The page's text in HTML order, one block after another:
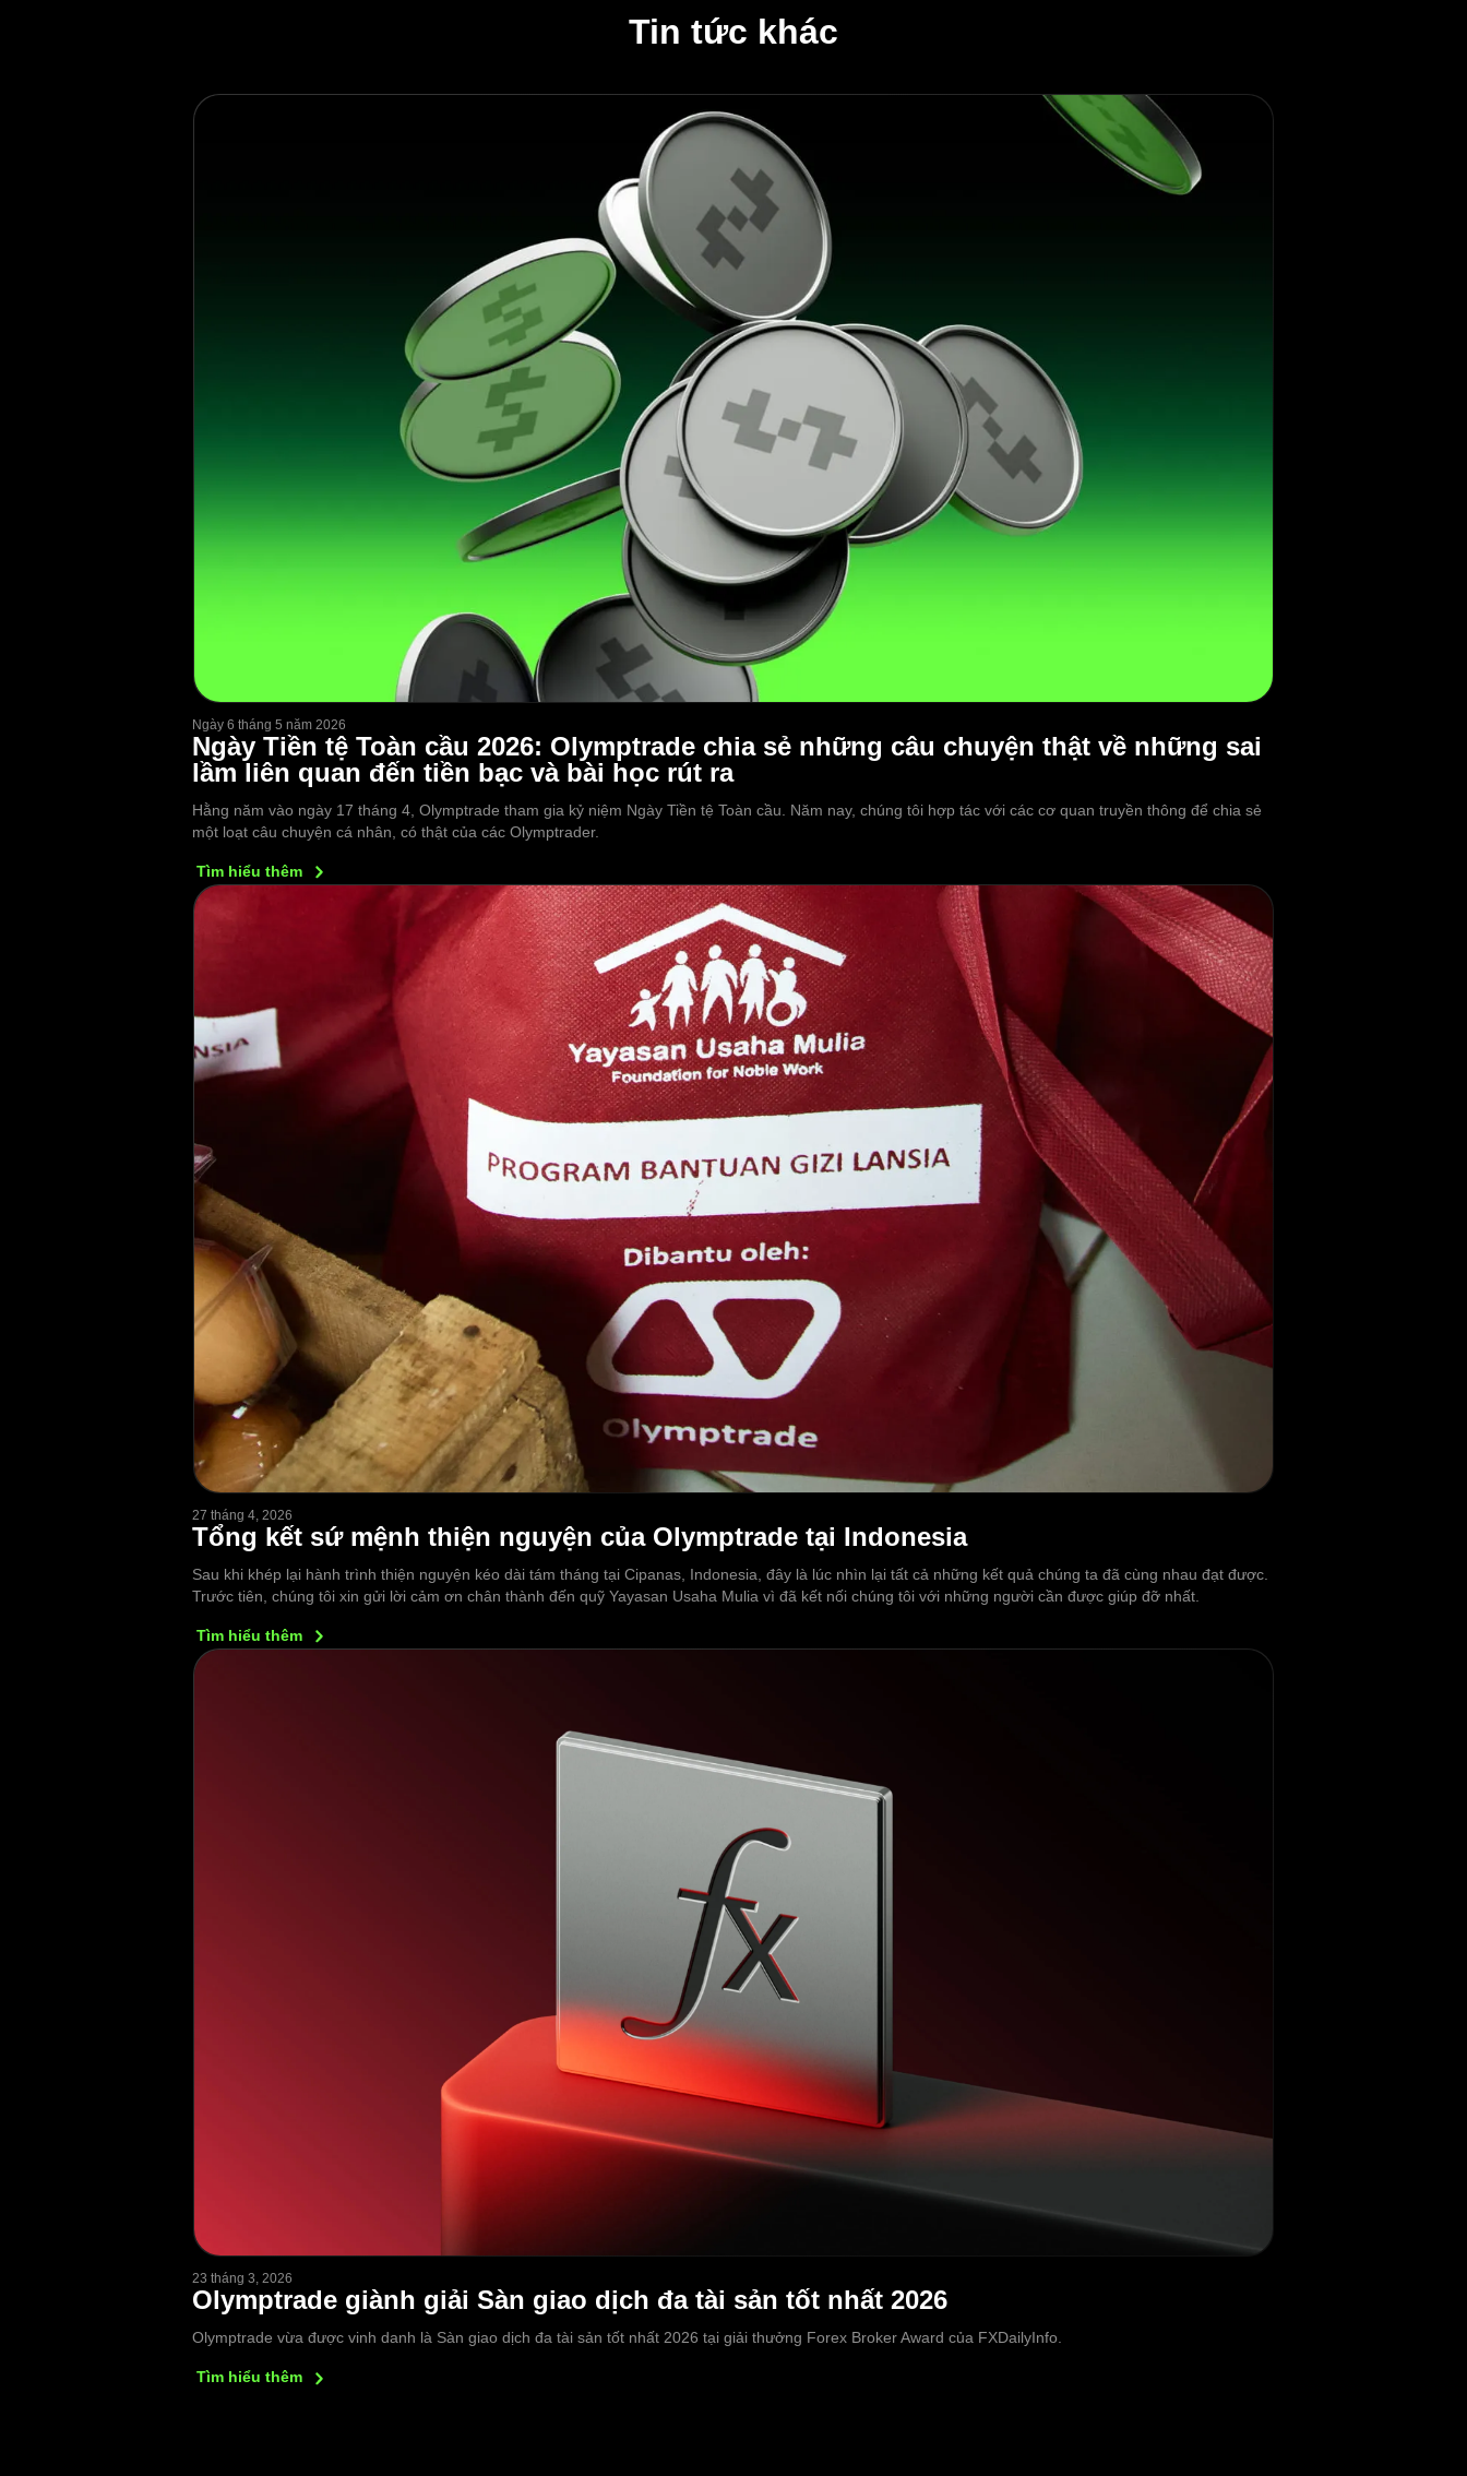
Tin tức khác
Ngày 6 tháng 5 năm 2026
Ngày Tiền tệ Toàn cầu 2026: Olymptrade chia sẻ những câu chuyện thật về những sai
lầm liên quan đến tiền bạc và bài học rút ra
Hằng năm vào ngày 17 tháng 4, Olymptrade tham gia kỷ niệm Ngày Tiền tệ Toàn cầu. Năm nay, chúng tôi hợp tác với các cơ quan truyền thông để chia sẻ
một loạt câu chuyện cá nhân, có thật của các Olymptrader.
Tìm hiểu thêm
27 tháng 4, 2026
Tổng kết sứ mệnh thiện nguyện của Olymptrade tại Indonesia
Sau khi khép lại hành trình thiện nguyện kéo dài tám tháng tại Cipanas, Indonesia, đây là lúc nhìn lại tất cả những kết quả chúng ta đã cùng nhau đạt được.
Trước tiên, chúng tôi xin gửi lời cảm ơn chân thành đến quỹ Yayasan Usaha Mulia vì đã kết nối chúng tôi với những người cần được giúp đỡ nhất.
Tìm hiểu thêm
23 tháng 3, 2026
Olymptrade giành giải Sàn giao dịch đa tài sản tốt nhất 2026
Olymptrade vừa được vinh danh là Sàn giao dịch đa tài sản tốt nhất 2026 tại giải thưởng Forex Broker Award của FXDailyInfo.
Tìm hiểu thêm